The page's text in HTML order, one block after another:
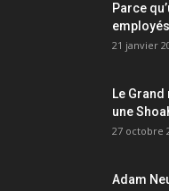
Parce
21 janvier
Le
une
27 octobre
Adam